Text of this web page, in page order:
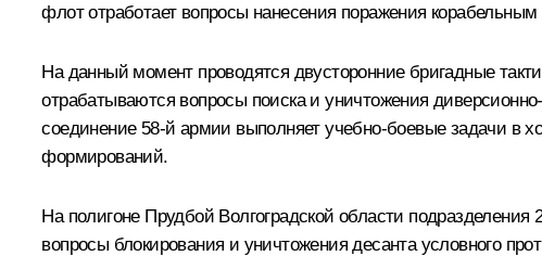
флот отработает вопросы нанесения поражения
На данный момент проводятся двусторонние бригадные
отрабатываются вопросы поиска и уничтожения
соединение 58‑й армии выполняет учебно-боевые задачи в
формирований.
На полигоне Прудбой Волгоградской области
вопросы блокирования и уничтожения десанта условного